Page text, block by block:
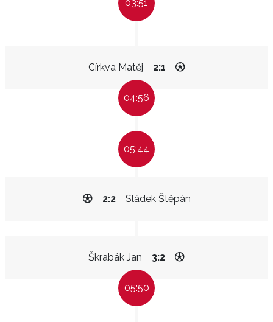
03:51
Církva Matěj 2:1
04:56
05:44
Sládek Štěpán
2:2
Škrabák Jan 3:2
05:50